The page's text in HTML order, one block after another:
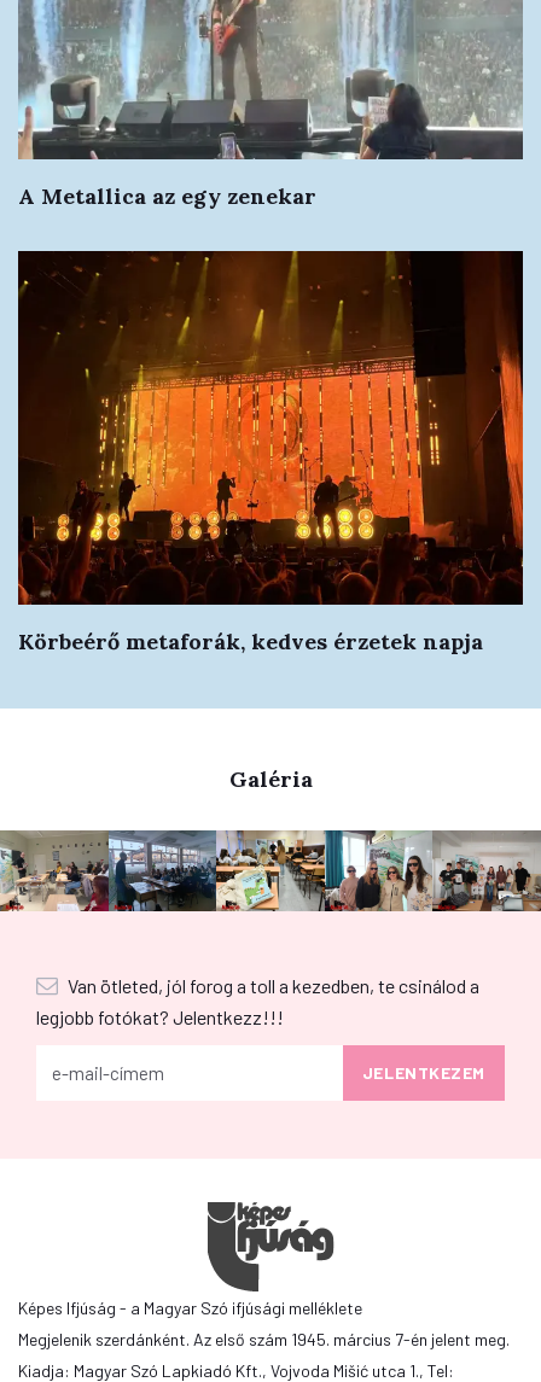
A Metallica az egy zenekar
Körbeérő metaforák, kedves érzetek napja
Galéria
Van ötleted, jól forog a toll a kezedben, te csinálod a
legjobb fotókat? Jelentkezz!!!
Képes Ifjúság - a Magyar Szó ifjúsági melléklete
Megjelenik szerdánként. Az első szám 1945. március 7-én jelent meg.
Kiadja: Magyar Szó Lapkiadó Kft., Vojvoda Mišić utca 1., Tel: